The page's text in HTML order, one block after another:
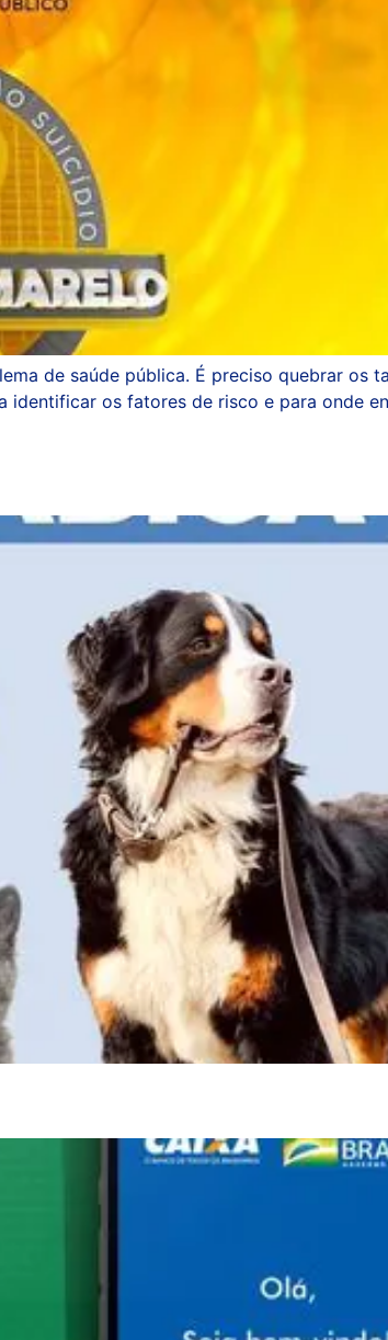
de saúde pública. É preciso quebrar os
identificar os fatores de risco e para onde